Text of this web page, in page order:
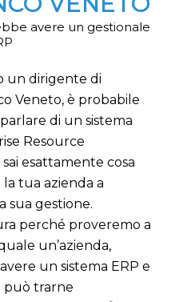
avere un gestionale
un dirigente di
Veneto, è probabile
di un sistema
Resource
esattamente cosa
la tua azienda a
sua gestione.
perché proveremo a
un’azienda,
un sistema ERP e
può trarne